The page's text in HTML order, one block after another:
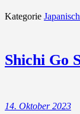
Kategorie
Shichi Go
14. Oktober 2023